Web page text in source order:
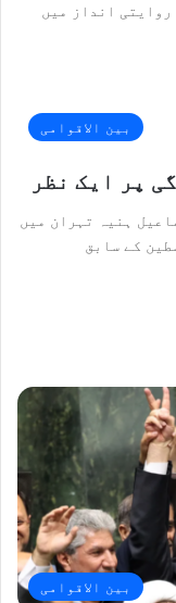
انداز میں
بین الاقوامی
پر ایک نظر
ہنیہ تہران میں
کے سابق
بین الاقوامی